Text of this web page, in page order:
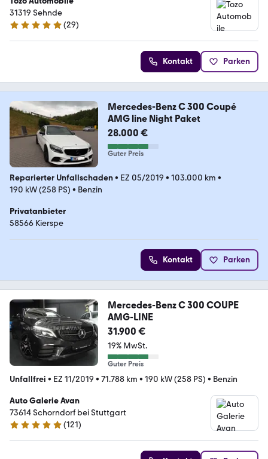
31319 Sehnde
4.8 Sterne
(29)
Kontakt Parken
Mercedes-Benz C 300 Coupé
AMG line Night Paket
28.000 €
Guter Preis
Reparierter Unfallschaden• EZ 05/2019 • 103.000 km •
190 kW (258 PS) • Benzin
Privatanbieter
58566 Kierspe
Kontakt Parken
Mercedes-Benz C 300 COUPE
AMG-LINE
31.900 €
19% MwSt.
Guter Preis
Unfallfrei • EZ 11/2019 • 71.788 km • 190 kW (258 PS) • Benzin
Auto Galerie Avan
73614 Schorndorf bei Stuttgart
4.9 Sterne
(121)